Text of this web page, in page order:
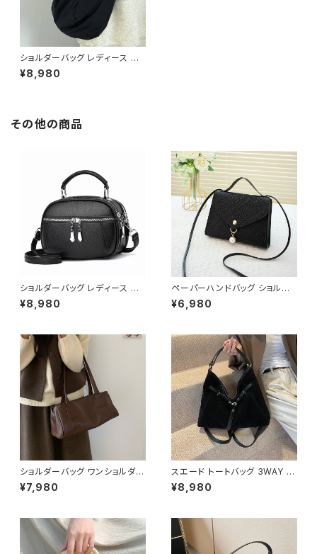
ショルダーバッグ レディース 斜
めがけ 大容量 ふわくしゅ ワン
ショルダー ナイロンバッグ 韓国
しやすい K-B0257
¥8,980
その他の商品
ショルダーバッグ レディース 斜
めがけ 小さめ 2way バッグ 合
皮 軽量 ミニバッグ おしゃれ 可
¥8,980
ペーパーハンドバッグ ショルダ
ーバッグ パールチャームバッグ
レディース バック 軽量 カジュア
¥6,980
ショルダーバッグ ワンショルダー
フェイクレザー バッグ レディー
ス 韓国 シンプル 大人可愛い ブ
¥7,980
スエード トートバッグ 3WAY シ
ョルダーバッグ レディース バッ
グ 斜めがけ 軽量 A4収納 大容
おしゃれ 通勤通学 黒 茶色 ダー
クブラウン K-B0204
¥8,980